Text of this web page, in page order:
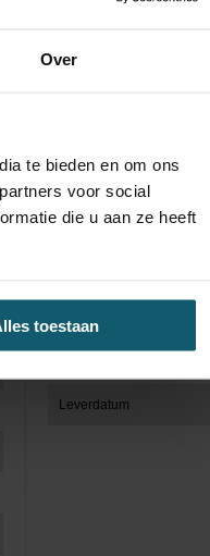
Over
te bieden en om ons
voor social
die u aan ze heeft
toestaan
Totaal gewicht (kg)
Max massa AHW/GCW
Cabinevariant
Leverdatum